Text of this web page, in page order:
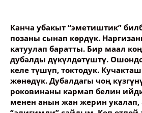
Канча убакыт “эметиштик”
позаны сынап көрдүк.
катуулап баратты. Бир маал
дубалды дүкүлдөтүштү. Ошондо
келе түшүп, токтодук.
жөнөдүк. Дубалдагы чоң
роковинаны кармап белин
менен анын жан жерин